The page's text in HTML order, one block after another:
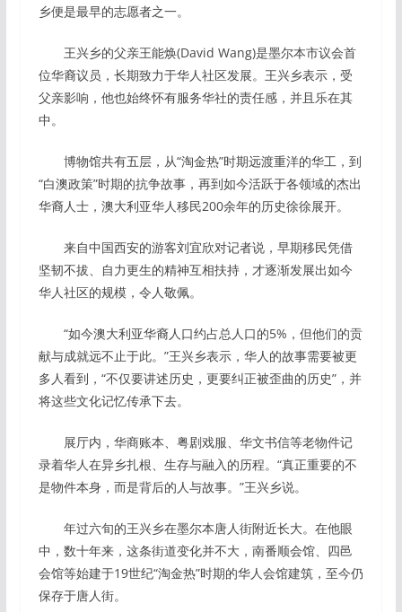
乡便是最早的志愿者之一。
王兴乡的父亲王能焕(David Wang)是墨尔本市议会首
位华裔议员，长期致力于华人社区发展。王兴乡表示，受
父亲影响，他也始终怀有服务华社的责任感，并且乐在其
中。
博物馆共有五层，从“淘金热”时期远渡重洋的华工，到
“白澳政策”时期的抗争故事，再到如今活跃于各领域的杰出
华裔人士，澳大利亚华人移民200余年的历史徐徐展开。
来自中国西安的游客刘宜欣对记者说，早期移民凭借
坚韧不拔、自力更生的精神互相扶持，才逐渐发展出如今
华人社区的规模，令人敬佩。
“如今澳大利亚华裔人口约占总人口的5%，但他们的贡
献与成就远不止于此。”王兴乡表示，华人的故事需要被更
多人看到，“不仅要讲述历史，更要纠正被歪曲的历史”，并
将这些文化记忆传承下去。
展厅内，华商账本、粤剧戏服、华文书信等老物件记
录着华人在异乡扎根、生存与融入的历程。“真正重要的不
是物件本身，而是背后的人与故事。”王兴乡说。
年过六旬的王兴乡在墨尔本唐人街附近长大。在他眼
中，数十年来，这条街道变化并不大，南番顺会馆、四邑
会馆等始建于19世纪“淘金热”时期的华人会馆建筑，至今仍
保存于唐人街。